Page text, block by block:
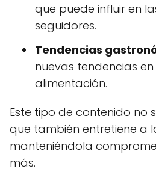
que puede influir en
seguidores.
Tendencias
nuevas tendencias
alimentación.
Este tipo de contenido no
que también entretiene a
manteniéndola
más.